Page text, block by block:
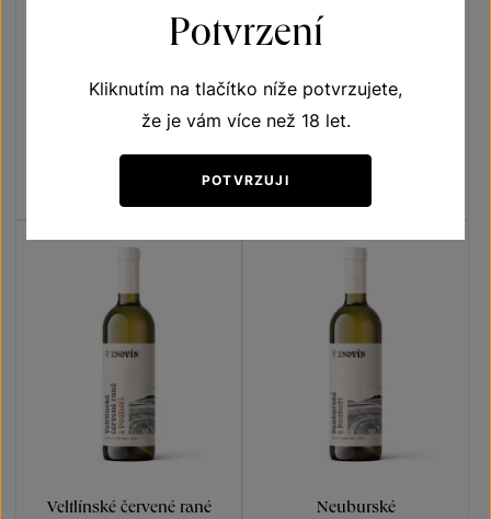
Hibernal
Terroir - toulky vinicemi
Hibernal
Terroir - toulky vinicemi
Veltlínské červené rané Neuburské
Potvrzení
Kliknutím na tlačítko níže potvrzujete,
že je vám více než 18 let.
POTVRZUJI